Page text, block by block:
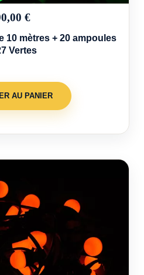
€
10 mètres + 20 ampoules
Vertes
AU PANIER